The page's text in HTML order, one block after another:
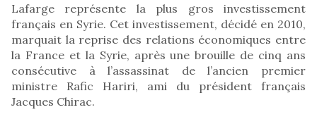
Lafarge représente la plus gros investissement
français en Syrie. Cet investissement, décidé en 2010,
marquait la reprise des relations économiques entre
la France et la Syrie, après une brouille de cinq ans
consécutive à l’assassinat de l’ancien premier
ministre Rafic Hariri, ami du président français
Jacques Chirac.